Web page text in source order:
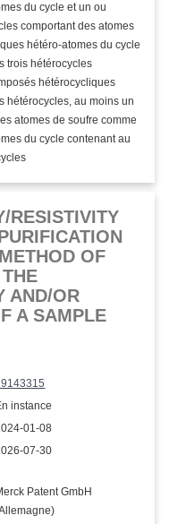
du cycle et un ou
comportant des atomes
hétéro-atomes du cycle
trois hétérocycles
hétérocycliques
hétérocycles, au moins un
atomes de soufre comme
du cycle contenant au
RESISTIVITY
OF
AND/OR
A SAMPLE
instance
01-08
07-30
Patent GmbH